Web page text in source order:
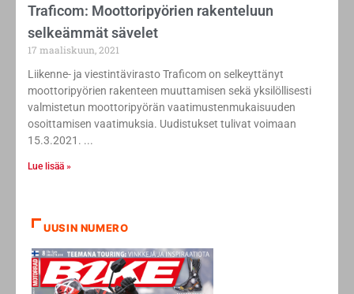
Traficom: Moottoripyörien rakenteluun
selkeämmät sävelet
17 maaliskuun, 2021
Liikenne- ja viestintävirasto Traficom on selkeyttänyt
moottoripyörien rakenteen muuttamisen sekä yksilöllisesti
valmistetun moottoripyörän vaatimustenmukaisuuden
osoittamisen vaatimuksia. Uudistukset tulivat voimaan
15.3.2021.
Lue lisää »
UUSIN NUMERO